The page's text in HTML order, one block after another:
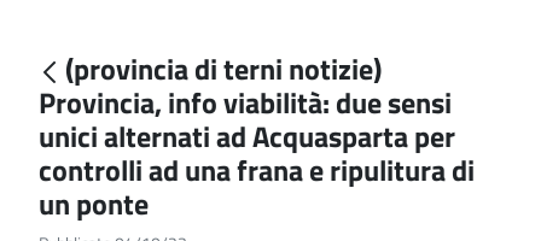
(provincia di terni notizie)
Provincia, info viabilità: due sensi
unici alternati ad Acquasparta per
controlli ad una frana e ripulitura di
un ponte